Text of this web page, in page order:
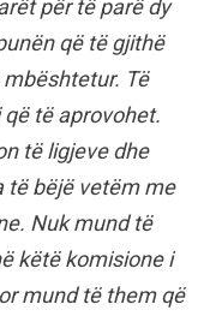
për të parë dy
që të gjithë
Të
të aprovohet.
të ligjeve dhe
të bëjë vetëm me
Nuk mund të
këtë komisione i
mund të them që